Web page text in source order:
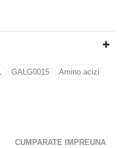
GALG0015 Amino acizi
CUMPARATE IMPREUNA